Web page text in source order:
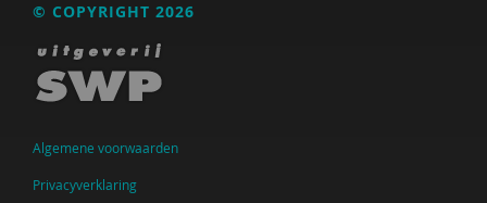
© COPYRIGHT 2026
Algemene voorwaarden
Privacyverklaring